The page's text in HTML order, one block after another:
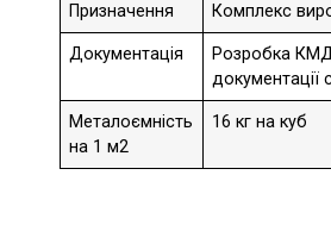
Призначення Комплекс
Документація
Розробка КМД
документації
Металоємність
на 1 м2
16 кг на куб